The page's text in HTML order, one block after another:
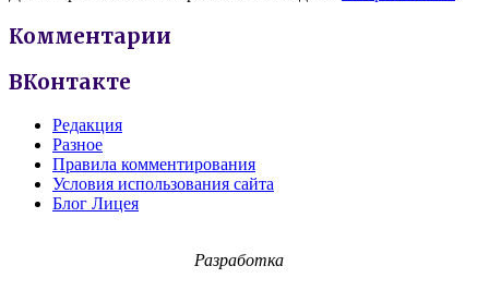
Комментарии
ВКонтакте
Редакция
Разное
Правила комментирования
Условия использования сайта
Блог Лицея
Разработка